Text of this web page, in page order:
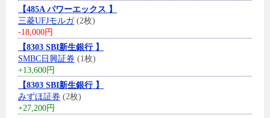
【485A パワーエックス 】
三菱UFJモルガ(2枚)
-18,000円
【8303 SBI新生銀行 】
SMBC日興証券 (1枚)
+13,600円
【8303 SBI新生銀行 】
みずほ証券 (2枚)
+27,200円